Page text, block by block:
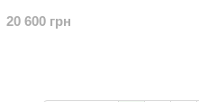
20 600 грн